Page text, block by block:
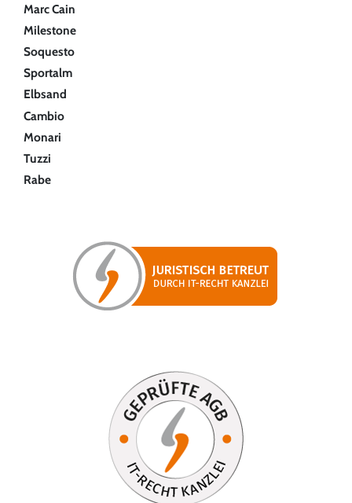
Marc Cain
Milestone
Soquesto
Sportalm
Elbsand
Cambio
Monari
Tuzzi
Rabe